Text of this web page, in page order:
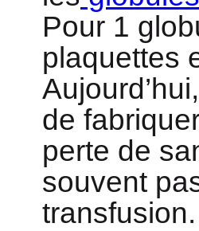
Pour 1
plaquettes
de
perte de
souvent
transfusion.